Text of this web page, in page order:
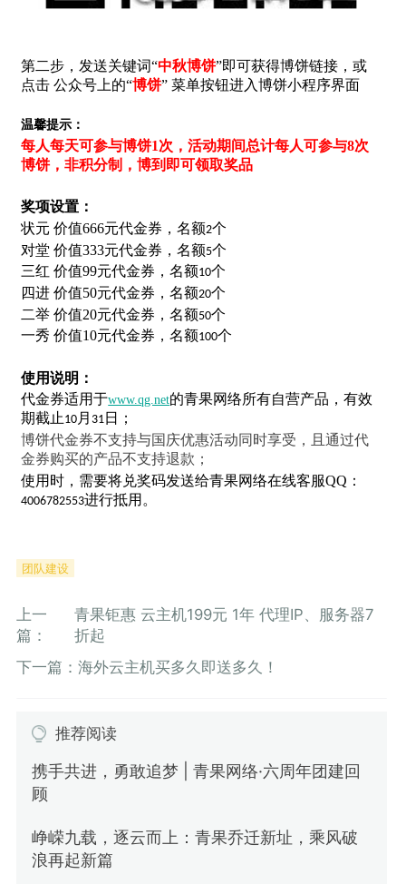
第二步， 发送关键词“中秋博饼”即可获得博饼链接，或
点击 公众号上的“博饼” 菜单按钮进入博饼小程序界面
温馨提示：
每人每天可参与博饼1次，活动期间总计每人可参与8次
博饼，非积分制，博到即可领取奖品
奖项设置：
状元 价值666元代金券，名额2个
对堂 价值333元代金券，名额5个
三红 价值99元代金券，名额10个
四进 价值50元代金券，名额20个
二举 价值20元代金券，名额50个
一秀 价值10元代金券，名额100个
使用说明：
代金券适用于www.qg.net的青果网络所有自营产品，有效
期截止10月 31 日；
博饼代金券不支持与国庆优惠活动同时享受，且通过代
金券购买的产品不支持退款；
使用时，需要将兑奖码发送给青果网络在线客服QQ：
4006782553进行抵用。
团队建设
上一
篇：
青果钜惠 云主机199元 1年 代理IP、服务器7
折起
下一篇： 海外云主机买多久即送多久！
推荐阅读
携手共进，勇敢追梦 | 青果网络·六周年团建回
顾
峥嵘九载，逐云而上：青果乔迁新址，乘风破
浪再起新篇